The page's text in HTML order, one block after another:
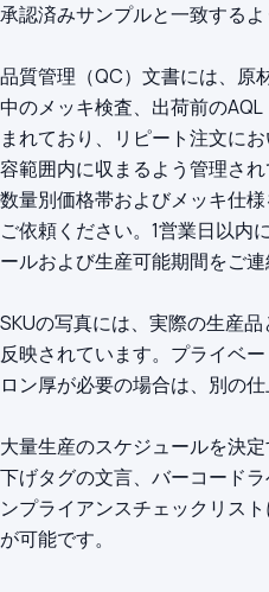
承認済みサンプルと一致するよ
品質管理（QC）文書には、原
中のメッキ検査、出荷前の
まれており、リピート注文に
容範囲内に収まるよう管理さ
数量別価格帯およびメッキ仕
ご依頼ください。1営業日以内
ールおよび生産可能期間をご連
SKUの写真には、実際の生産
反映されています。プライベ
ロン厚が必要の場合は、別の仕
大量生産のスケジュールを決
下げタグの文言、バーコード
ンプライアンスチェックリス
が可能です。